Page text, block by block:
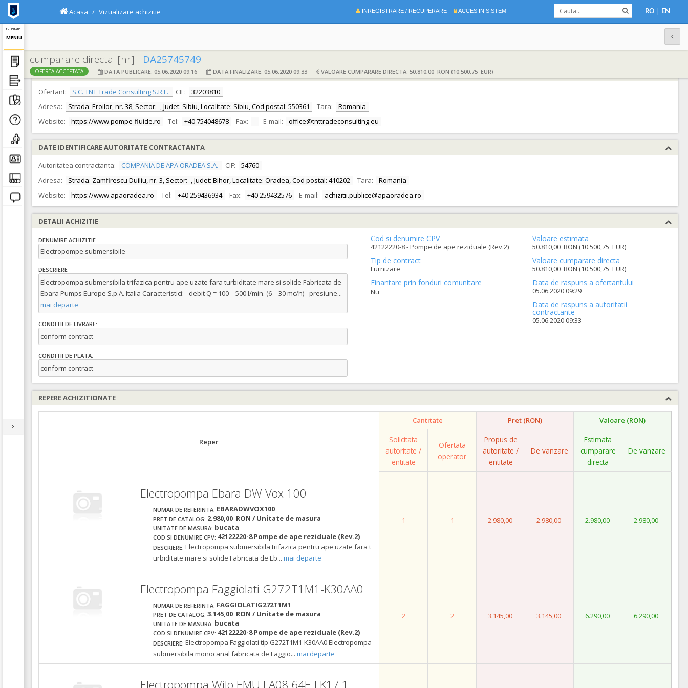
E - LICITATIE
MENIU
INREGISTRARE / RECUPERARE ACCES IN SISTEM RO | EN
Acasa Vizualizare achizitie
cumparare directa: [nr] - DA25745749
OFERTA ACCEPTATA DATA PUBLICARE: 05.06.2020 09:16 DATA FINALIZARE: 05.06.2020 09:33 VALOARE CUMPARARE DIRECTA: 50.810,00 RON (10.500,75 EUR)
DATE IDENTIFICARE OFERTANT
Ofertant:
S.C. TNT Trade Consulting S.R.L. CIF:
32203810
Adresa:
Strada: Eroilor, nr. 38, Sector: -, Judet: Sibiu, Localitate: Sibiu, Cod postal: 550361 Tara:
Romania
Website:
https://www.pompe-fluide.ro Tel: +40 754048678 Fax: - E-mail: office@tnttradeconsulting.eu
DATE IDENTIFICARE AUTORITATE CONTRACTANTA
Autoritatea contractanta:
COMPANIA DE APA ORADEA S.A. CIF:
54760
Adresa:
Strada: Zamfirescu Duiliu, nr. 3, Sector: -, Judet: Bihor, Localitate: Oradea, Cod postal: 410202 Tara:
Romania
Website:
https://www.apaoradea.ro Tel: +40 259436934 Fax: +40 259432576 E-mail: achizitii.publice@apaoradea.ro
DETALII ACHIZITIE
DENUMIRE ACHIZITIE
Electropompe submersibile
DESCRIERE
Electropompa submersibila trifazica pentru ape uzate fara turbiditate mare si solide Fabricata de
Ebara Pumps Europe S.p.A. Italia Caracteristici: - debit Q = 100 – 500 l/min. (6 – 30 mc/h) - presiune...
mai departe
CONDITII DE LIVRARE:
conform contract
CONDITII DE PLATA:
conform contract
Cod si denumire CPV
42122220-8 - Pompe de ape reziduale (Rev.2)
Tip de contract
Furnizare
Finantare prin fonduri comunitare
Nu
Valoare estimata
50.810,00 RON (10.500,75 EUR)
Valoare cumparare directa
50.810,00 RON (10.500,75 EUR)
Data de raspuns a ofertantului
05.06.2020 09:29
Data de raspuns a autoritatii
contractante
05.06.2020 09:33
REPERE ACHIZITIONATE
Reper
Cantitate Pret (RON) Valoare (RON)
Solicitata
autoritate /
entitate
Ofertata
operator
Propus de
autoritate /
entitate
De vanzare
Estimata
cumparare
directa
De vanzare
Electropompa Ebara DW Vox 100
NUMAR DE REFERINTA: EBARADWVOX100
PRET DE CATALOG: 2.980,00 RON / Unitate de masura
UNITATE DE MASURA: bucata
COD SI DENUMIRE CPV: 42122220-8 Pompe de ape reziduale (Rev.2)
DESCRIERE: Electropompa submersibila trifazica pentru ape uzate fara t
urbiditate mare si solide Fabricata de Eb... mai departe
1 1 2.980,00 2.980,00 2.980,00 2.980,00
Electropompa Faggiolati G272T1M1-K30AA0
NUMAR DE REFERINTA: FAGGIOLATIG272T1M1
PRET DE CATALOG: 3.145,00 RON / Unitate de masura
UNITATE DE MASURA: bucata
COD SI DENUMIRE CPV: 42122220-8 Pompe de ape reziduale (Rev.2)
DESCRIERE: Electropompa Faggiolati tip G272T1M1-K30AA0 Electropompa
submersibila monocanal fabricata de Faggio... mai departe
2 2 3.145,00 3.145,00 6.290,00 6.290,00
Electropompa Wilo EMU FA08.64E-FK17.1-